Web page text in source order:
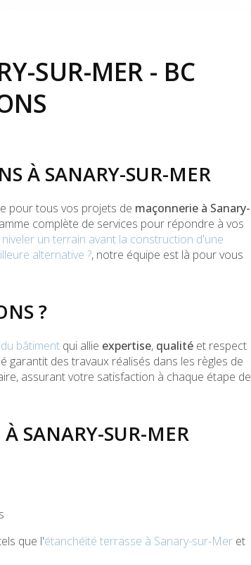
SUR-MER - BC
À SANARY-SUR-MER
pour tous vos projets de maçonnerie à Sanary-
complète de services pour répondre à vos
niveler un terrain avant la construction d'une
alternative ?, notre équipe est là pour vous
?
bâtiment qui allie expertise, qualité et respect
garantit des travaux réalisés dans les règles de
assurant votre satisfaction à chaque étape de
SANARY-SUR-MER
que l'étanchéité terrasse à Sanary-sur-Mer et